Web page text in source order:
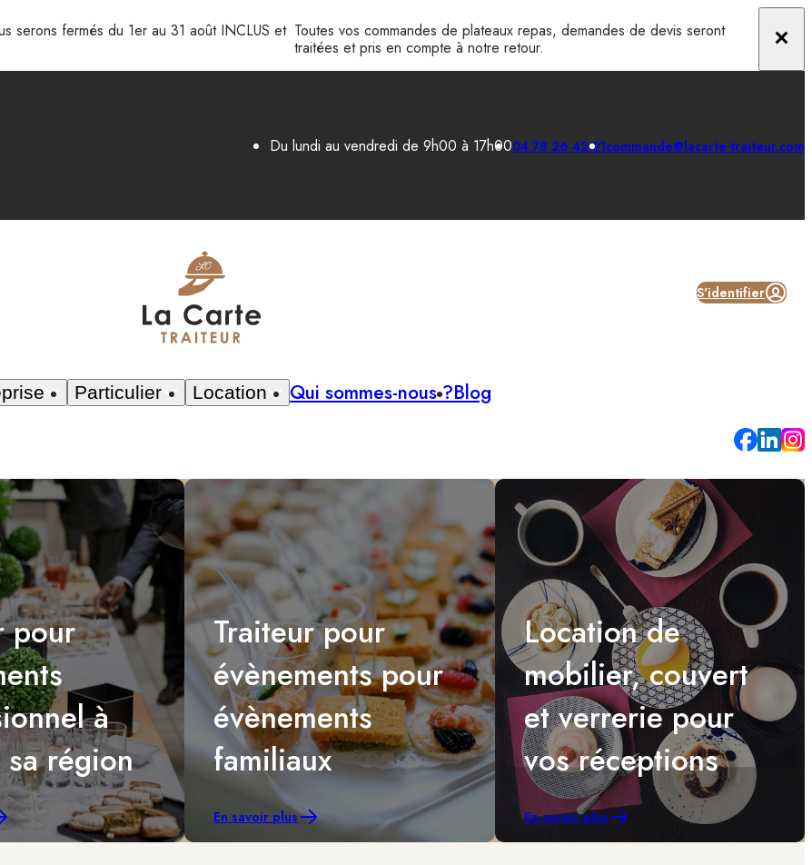
serons fermés du 1er au 31 août INCLUS et Toutes vos commandes de plateaux repas, demandes de devis seront
traitées et pris en compte à notre retour.
Du lundi au vendredi de 9h00 à 17h0004 78 26 42 21commande@lacarte-traiteur.com
Particulier Location Qui sommes-nous ?Blog
S'identifier
pour
à
sa région
Traiteur pour
évènements pour
évènements
familiaux
En savoir plus
Location de
mobilier, couvert
et verrerie pour
vos réceptions
En savoir plus